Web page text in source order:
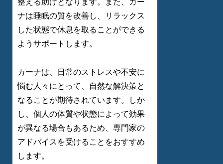
整える助けとなります。また、カー
ナは睡眠の質を改善し、リラックス
した状態で休息を取ることができる
ようサポートします。
カーナは、日常のストレスや不安に
悩む人々にとって、自然な解決策と
なることが期待されています。しか
し、個人の体質や状態によって効果
が異なる場合もあるため、専門家の
アドバイスを受けることをおすすめ
します。